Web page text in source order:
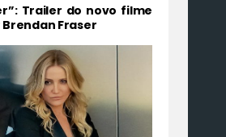
Trailer do novo filme
Fraser